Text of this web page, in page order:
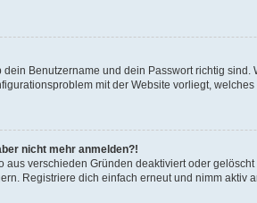
Benutzername und dein Passwort richtig
mit der Website vorliegt,
nicht mehr anmelden?!
aus verschieden Gründen deaktiviert oder
Registriere dich einfach erneut und nimm aktiv